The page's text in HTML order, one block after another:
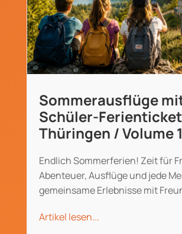
Sommerausflüge
Schüler-Ferienticket
Thüringen / Volume 1
Endlich Sommerferien! Zeit für
Abenteuer, Ausflüge und jede
gemeinsame Erlebnisse mit
Artikel lesen...